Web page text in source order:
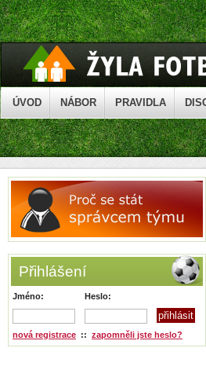
ÚVOD NÁBOR PRAVIDLA
Přihlášení
Jméno: Heslo:
nová registrace :: zapomněli jste heslo?